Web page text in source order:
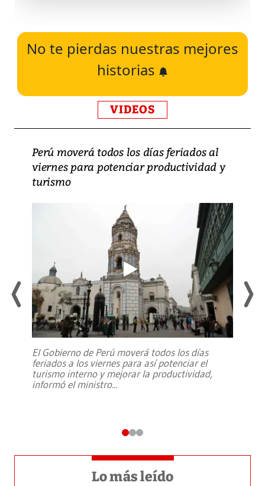
No te pierdas nuestras mejores
historias
VIDEOS
Perú moverá todos los días feriados al
viernes para potenciar productividad y
turismo
El Gobierno de Perú moverá todos los días
feriados a los viernes para así potenciar el
turismo interno y mejorar la productividad,
informó el ministro...
Lo más leído